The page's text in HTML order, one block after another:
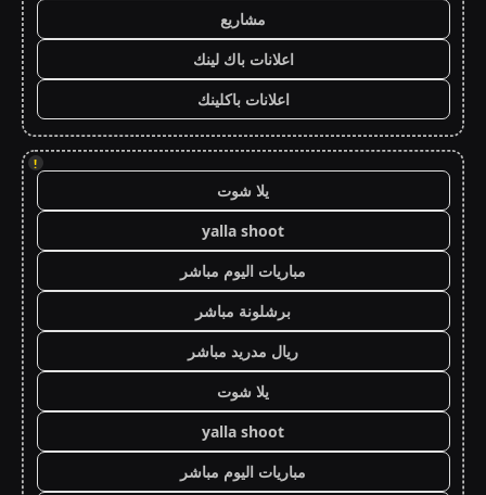
مشاريع
اعلانات باك لينك
اعلانات باكلينك
!
يلا شوت
yalla shoot
مباريات اليوم مباشر
برشلونة مباشر
ريال مدريد مباشر
يلا شوت
yalla shoot
مباريات اليوم مباشر